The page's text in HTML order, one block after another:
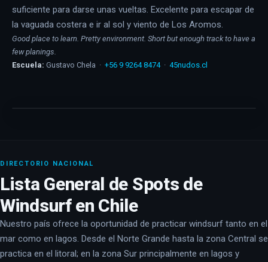
suficiente para darse unas vueltas. Excelente para escapar de
la vaguada costera e ir al sol y viento de Los Aromos.
Good place to learn. Pretty environment. Short but enough track to have a
few planings.
Escuela: Gustavo Chela · +56 9 9264 8474· 45nudos.cl
DIRECTORIO NACIONAL
Lista General de Spots de
Windsurf en Chile
Nuestro país ofrece la oportunidad de practicar windsurf tanto en el
mar como en lagos. Desde el Norte Grande hasta la zona Central se
practica en el litoral; en la zona Sur principalmente en lagos y